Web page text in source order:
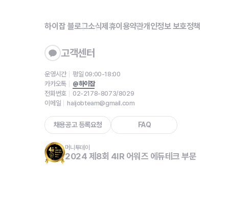
하이잡 블로그소식제휴이용약관개인정보 보호정책
고객센터
운영시간
평일 09:00-18:00
카카오톡
@하이잡
전화번호
02-2178-8073/8029
이메일
haijobteam@gmail.com
채용공고 등록요청 FAQ
머니투데이
2024 제8회 4IR 어워즈 에듀테크 부문